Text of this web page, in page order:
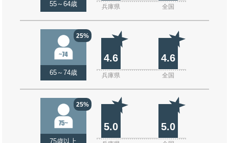
55～64歳 兵庫県 全国
25%
65～74歳
4.6 4.6
兵庫県 全国
25%
75歳以上
5.0 5.0